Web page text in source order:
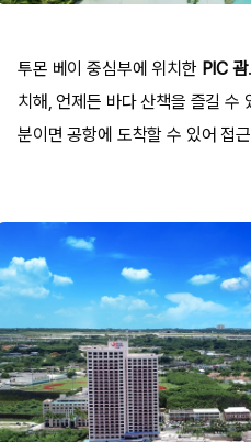
투몬 베이 중심부에 위치한 PIC 괌
치해, 언제든 바다 산책을 즐길 수
분이면 공항에 도착할 수 있어 접